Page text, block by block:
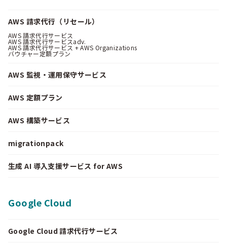
AWS 請求代行（リセール）
AWS 請求代行サービス
AWS 請求代行サービスadv.
AWS 請求代行サービス + AWS Organizations
バウチャー定額プラン
AWS 監視・運用保守サービス
AWS 定額プラン
AWS 構築サービス
migrationpack
生成 AI 導入支援サービス for AWS
Google Cloud
Google Cloud 請求代行サービス